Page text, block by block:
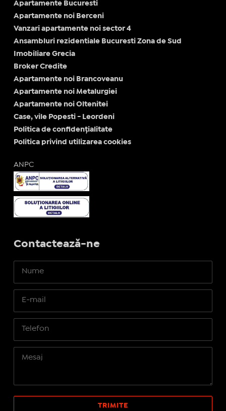
Apartamente Bucuresti
Apartamente noi Berceni
Vanzari apartamente noi sector 4
Ansambluri rezidentiale Bucuresti Zona de Sud
Imobiliare Grecia
Broker Credite
Apartamente noi Brancoveanu
Apartamente noi Metalurgiei
Apartamente noi Oltenitei
Case, vile Popesti - Leordeni
Politica de confidențialitate
Politica privind utilizarea cookies
ANPC
Contactează-ne